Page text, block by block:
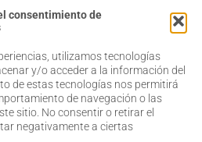
consentimiento de
utilizamos tecnologías
y/o acceder a la información del
de estas tecnologías nos permitirá
de navegación o las
sitio. No consentir o retirar el
negativamente a ciertas
Salud Visual
Profesionales
Quiénes somos
Actualidad
Contacto